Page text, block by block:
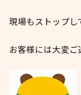
現場もストップし
お客様には大変ご